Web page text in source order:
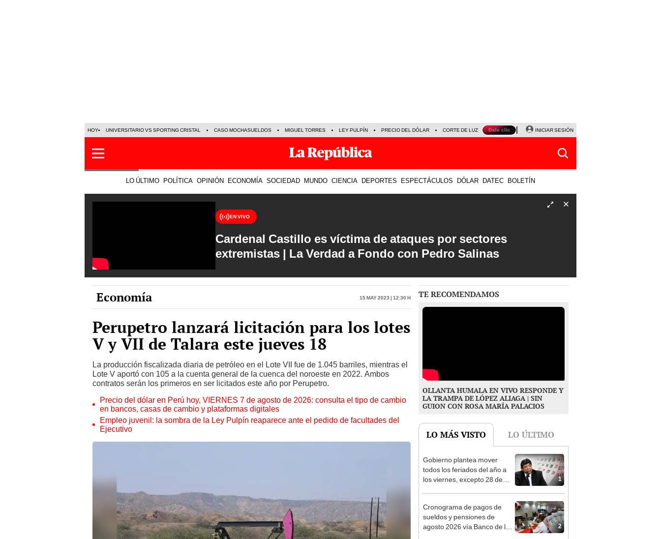
HOY UNIVERSITARIO VS SPORTING CRISTAL CASO MOCHASUELDOS MIGUEL TORRES LEY PULPÍN PRECIO DEL DÓLAR CORTE DE LUZ VIERNES 7 DE AGOSTO ALBERTO BENAVIDES
INICIAR SESIÓN
LO ÚLTIMO POLÍTICA OPINIÓN ECONOMÍA SOCIEDAD MUNDO CIENCIA DEPORTES ESPECTÁCULOS DÓLAR DATEC BOLETÍN
EN VIVO
Cardenal Castillo es víctima de ataques por sectores
extremistas | La Verdad a Fondo con Pedro Salinas
Economía 15 May 2023 | 12:30 h
Perupetro lanzará licitación para los lotes
V y VII de Talara este jueves 18
La producción fiscalizada diaria de petróleo en el Lote VII fue de 1.045 barriles, mientras el
Lote V aportó con 105 a la cuenta general de la cuenca del noroeste en 2022. Ambos
contratos serán los primeros en ser licitados este año por Perupetro.
Precio del dólar en Perú hoy, VIERNES 7 de agosto de 2026: consulta el tipo de cambio
en bancos, casas de cambio y plataformas digitales
Empleo juvenil: la sombra de la Ley Pulpín reaparece ante el pedido de facultades del
Ejecutivo
TE RECOMENDAMOS
OLLANTA HUMALA EN VIVO RESPONDE Y
LA TRAMPA DE LÓPEZ ALIAGA | SIN
GUION CON ROSA MARÍA PALACIOS
LO MÁS VISTO LO ÚLTIMO
1
Gobierno plantea mover
todos los feriados del año a
los viernes, excepto 28 de
2
Cronograma de pagos de
sueldos y pensiones de
agosto 2026 vía Banco de la